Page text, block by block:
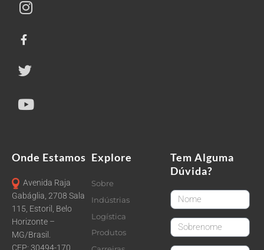
Onde Estamos
Avenida Raja
Gabáglia, 2708 Sala
115, Estoril, Belo
Horizonte –
MG/Brasil.
CEP: 30494-170
Explore
Sobre
Indústrias
Logística
Produtos
Tem Alguma
Dúvida?
FirstName
LastName